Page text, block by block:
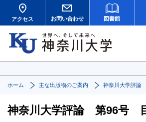
アクセス お問い合わせ 図書館
ホーム 主な出版物のご案内 神奈川大学評論
神奈川大学評論 第96号